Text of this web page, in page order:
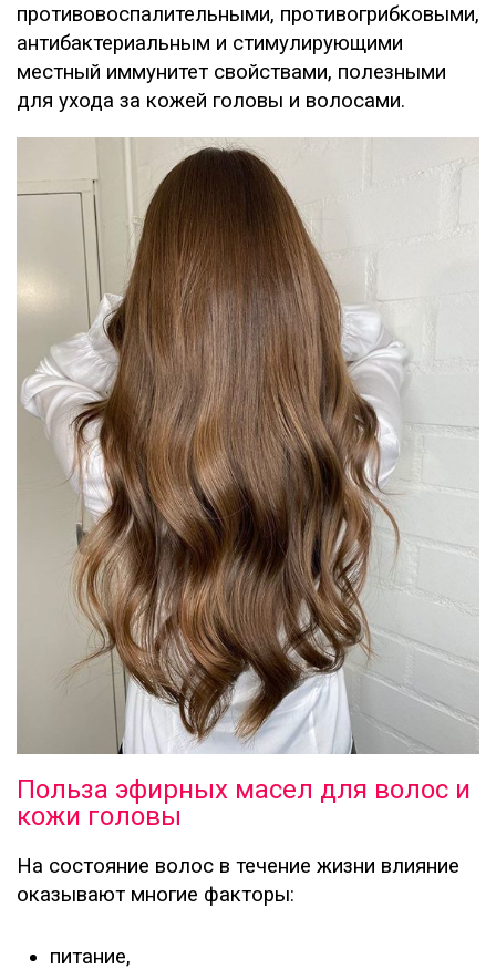
противовоспалительными, противогрибковыми,
антибактериальным и стимулирующими
местный иммунитет свойствами, полезными
для ухода за кожей головы и волосами.
Польза эфирных масел для волос и
кожи головы
На состояние волос в течение жизни влияние
оказывают многие факторы:
питание,